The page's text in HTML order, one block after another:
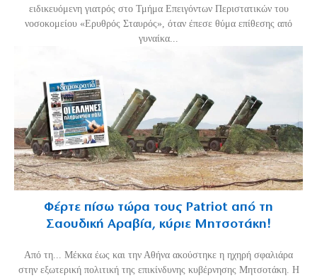
ειδικευόμενη γιατρός στο Τμήμα Επειγόντων Περιστατικών του
νοσοκομείου «Ερυθρός Σταυρός», όταν έπεσε θύμα επίθεσης από
γυναίκα...
Φέρτε πίσω τώρα τους Patriot από τη
Σαουδική Αραβία, κύριε Μητσοτάκη!
Από τη... Μέκκα έως και την Αθήνα ακούστηκε η ηχηρή σφαλιάρα
στην εξωτερική πολιτική της επικίνδυνης κυβέρνησης Μητσοτάκη. Η